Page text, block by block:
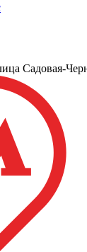
Садовая-